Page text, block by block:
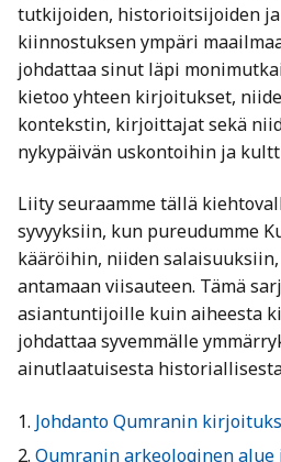
tutkijoiden, historioitsijoiden
kiinnostuksen ympäri
johdattaa sinut läpi
kietoo yhteen kirjoitukset,
kontekstin, kirjoittajat sekä
nykypäivän uskontoihin ja
Liity seuraamme tällä
syvyyksiin, kun pureudumme
kääröihin, niiden
antamaan viisauteen. Tämä
asiantuntijoille kuin aiheesta
johdattaa syvemmälle
ainutlaatuisesta
Johdanto Qumranin
Qumranin arkeologinen